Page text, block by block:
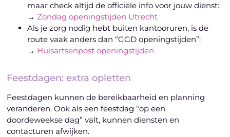
maar check altijd de officiële info voor jouw dienst:
→Zondag openingstijden Utrecht
Als je zorg nodig hebt buiten kantooruren, is de
route vaak anders dan “GGD openingstijden”:
→ Huisartsenpost openingstijden
Feestdagen: extra opletten
Feestdagen kunnen de bereikbaarheid en planning
veranderen. Ook als een feestdag “op een
doordeweekse dag” valt, kunnen diensten en
contacturen afwijken.